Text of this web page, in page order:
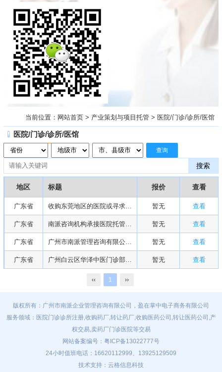
当前位置： 网站首页 > 产业策划与项目托管 > 医院/门诊/诊所/医馆
医院/门诊/诊所/医馆
查询
搜索
地区 标题 报价 查看
广东省 收购东莞地区的医院或寻求合作 暂无 查看
广东省 南派咨询机构承接医院托管业务，为您创造新的业绩！ 暂无 查看
广东省 广州市南派管理咨询有限公司医院托管运营团队介绍 暂无 查看
广东省 广州白云区华泽中医门诊部大量寻求项目进驻合作 暂无 查看
‹‹ 1 ››
版权所有：广州市南派企业管理咨询有限公司，盈在掌中电子商务有限公司
服务领域：医院门诊诊所注册,收购药厂,转让药厂,收购医药公司,转让医药公司,产
权交易,卖药厂门诊医院等交易
网站备案编号： 粤ICP备13022777号
24小时值班电话：16620112999、13925129509
技术支持：云格信息科技